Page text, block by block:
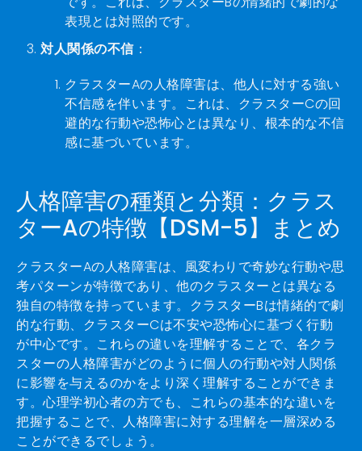
表現とは対照的です。
対人関係の不信：
クラスターAの人格障害は、他人に対する強い
不信感を伴います。これは、クラスターCの回
避的な行動や恐怖心とは異なり、根本的な不信
感に基づいています。
人格障害の種類と分類：クラス
ターAの特徴【DSM-5】まとめ
クラスターAの人格障害は、風変わりで奇妙な行動や思
考パターンが特徴であり、他のクラスターとは異なる
独自の特徴を持っています。クラスターBは情緒的で劇
的な行動、クラスターCは不安や恐怖心に基づく行動
が中心です。これらの違いを理解することで、各クラ
スターの人格障害がどのように個人の行動や対人関係
に影響を与えるのかをより深く理解することができま
す。心理学初心者の方でも、これらの基本的な違いを
把握することで、人格障害に対する理解を一層深める
ことができるでしょう。